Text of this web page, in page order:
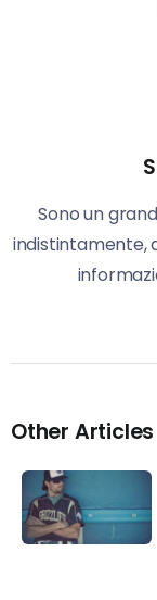
Sono un
indistintamente,
Other Articles